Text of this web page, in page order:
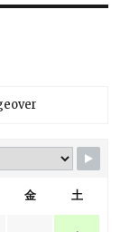
金 土